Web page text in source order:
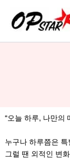
로
“오늘 하루, 나만의
누구나 하루쯤은
그럴 땐 외적인 변